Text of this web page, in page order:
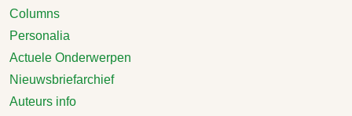
Columns
Personalia
Actuele Onderwerpen
Nieuwsbriefarchief
Auteurs info